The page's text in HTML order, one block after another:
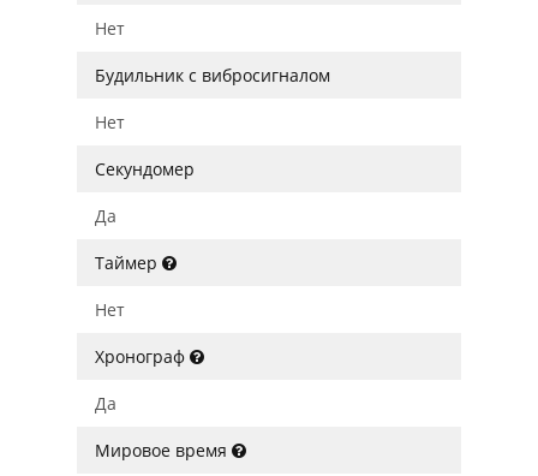
Нет
Будильник с вибросигналом
Нет
Секундомер
Да
Таймер
Нет
Хронограф
Да
Мировое время